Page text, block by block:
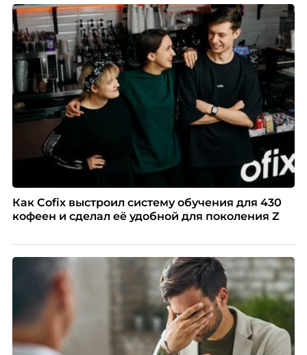
Как Cofix выстроил систему обучения для 430
кофеен и сделал её удобной для поколения Z